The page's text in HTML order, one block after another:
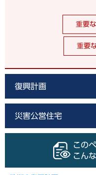
重要
重要
復興計画
災害公営住宅
この
こん